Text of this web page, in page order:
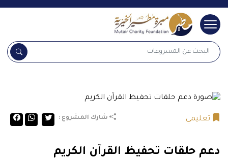
البحث عن المشروعات
تعليمي شارك المشروع :
دعم حلقات تحفيظ القرآن الكريم